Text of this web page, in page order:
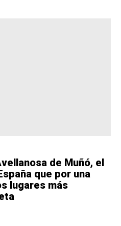
de Muñó, el
que por una
lugares más